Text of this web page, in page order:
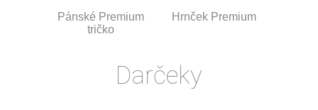
Pánské Premium
tričko
Hrnček Premium
Darčeky